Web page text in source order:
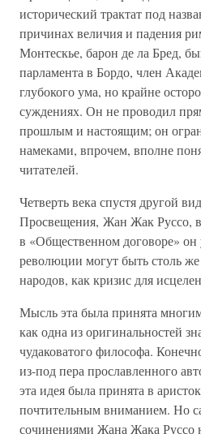
исторический трактат под
причинах величия и падения
Монтескье, барон де ла Бред,
парламента в Бордо, член
глубокого ума, но крайне
суждениях. Он не проводил
прошлым и настоящим; он
намеками, впрочем, вполне
читателей.
Четверть века спустя другой
Просвещения, Жан Жак Руссо,
в «Общественном договоре» он
революции могут быть столь
народов, как кризис для
Мысль эта была принята
как одна из оригинальностей
чудаковатого философа.
из-под пера прославленного
эта идея была принята в
почтительным вниманием. Но
сочинениями Жана Жака Руссо